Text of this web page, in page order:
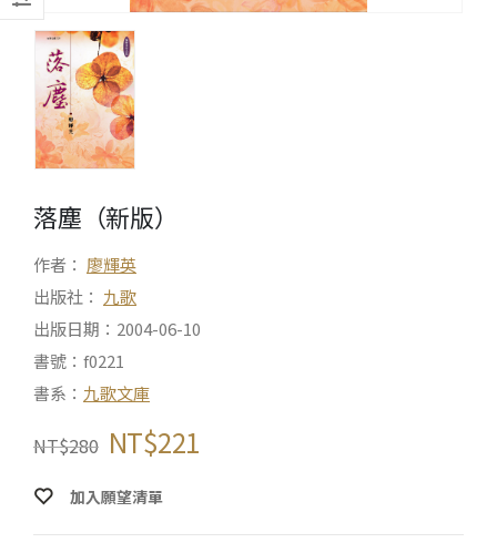
落塵（新版）
作者： 廖輝英
出版社： 九歌
出版日期：2004-06-10
書號：f0221
書系： 九歌文庫
NT$280 NT$221
加入願望清單